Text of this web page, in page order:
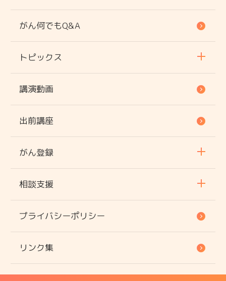
がん何でもQ&A
トピックス
講演動画
出前講座
がん登録
相談支援
プライバシーポリシー
リンク集